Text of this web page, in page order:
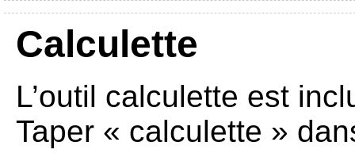
Calculette
L’outil calculette est
Taper « calculette »